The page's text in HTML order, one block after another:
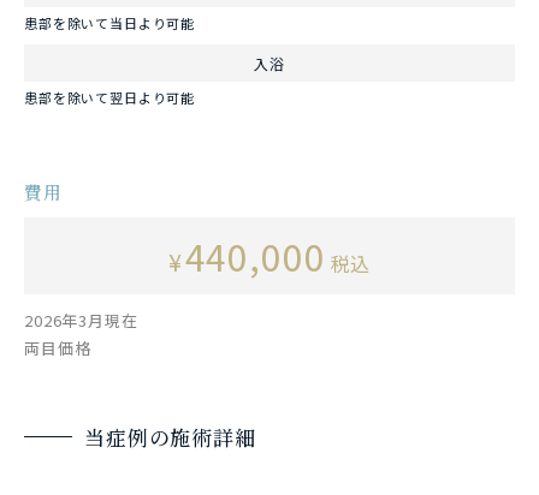
患部を除いて当日より可能
入浴
患部を除いて翌日より可能
費用
¥440,000 税込
2026年3月現在
両目価格
当症例の施術詳細